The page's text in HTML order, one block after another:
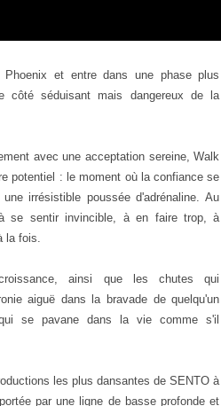
et entre dans une phase plus
côté séduisant mais dangereux de la
avec une acceptation sereine, Walk
potentiel : le moment où la confiance se
irrésistible poussée d'adrénaline.Au
se sentir invincible, à en faire trop, à
la fois.
ainsi que les chutes qui
aiguë dans la bravade de quelqu'un
se pavane dans la vie comme s'il
les plusdansantes deSENTO à
par une ligne de basse profonde et